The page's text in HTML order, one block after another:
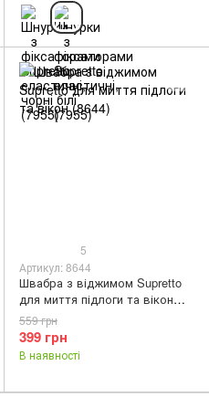
5
Артикул: 8644
Швабра з віджимом Supretto
для миття підлоги та вікон
(8644)
399 грн
559 грн
В наявності